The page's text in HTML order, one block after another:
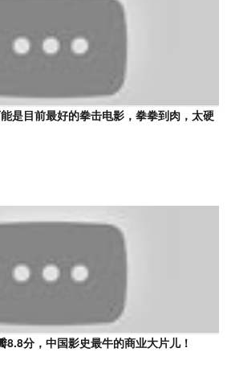
是目前最好的拳击电影，拳拳到肉，太硬
8.8分，中国影史最牛的商业大片儿！